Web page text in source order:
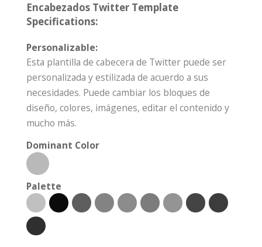
Encabezados Twitter Template
Specifications:
Personalizable:
Esta plantilla de cabecera de Twitter puede ser
personalizada y estilizada de acuerdo a sus
necesidades. Puede cambiar los bloques de
diseño, colores, imágenes, editar el contenido y
mucho más.
Dominant Color
Palette